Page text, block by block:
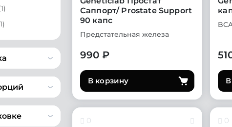
Саппорт/ Prostate Support
90 капс
Предстательная железа
990 ₽
В корзину
0 0